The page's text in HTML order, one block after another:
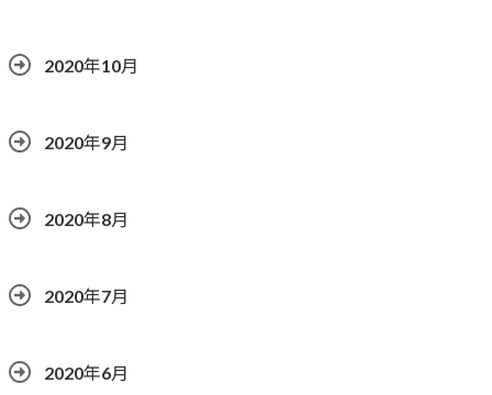
2020年10月
2020年9月
2020年8月
2020年7月
2020年6月